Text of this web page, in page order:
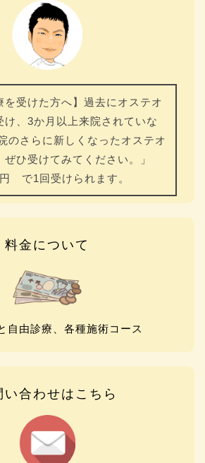
を受けた方へ】過去にオステオ
け、3か月以上来院されていな
さらに新しくなったオステオ
ひ受けてみてください。」
で1回受けられます。
料金について
自由診療、各種施術コース
い合わせはこちら